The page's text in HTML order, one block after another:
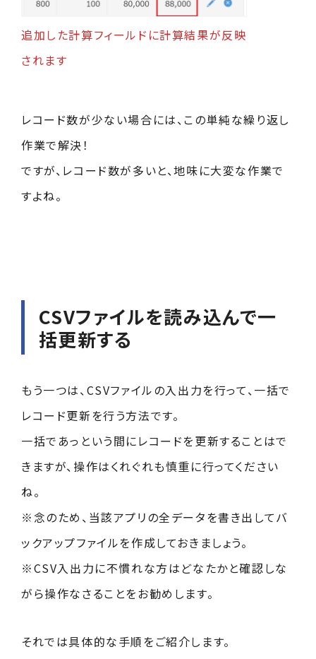
追加した計算フィールドに計算結果が反映
されます
レコード数が少ない場合には、この単純な繰り返し
作業で解決！
ですが、レコード数が多いと、地味に大変な作業で
すよね。
CSVファイルを読み込んで一
括更新する
もう一つは、CSVファイルの入出力を行って、一括で
レコード更新を行う方法です。
一括であっという間にレコードを更新することはで
きますが、操作はくれぐれも慎重に行ってください
ね。
※念のため、当該アプリの全データを書き出してバ
ックアップファイルを作成しておきましょう。
※CSV入出力に不慣れな方はどなたかと確認しな
がら操作なさることをお勧めします。
それでは具体的な手順をご紹介します。